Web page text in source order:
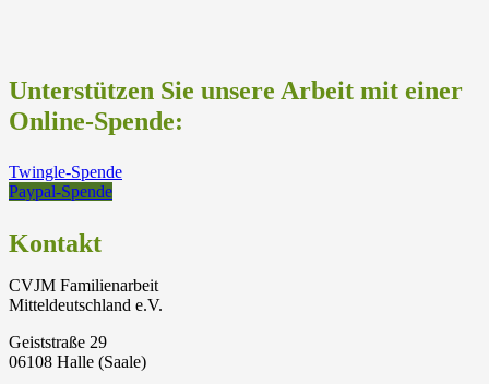
Unterstützen Sie unsere Arbeit mit einer
Online-Spende:
Twingle-Spende
Paypal-Spende
Kontakt
CVJM Familienarbeit
Mitteldeutschland e.V.
Geiststraße 29
06108 Halle (Saale)